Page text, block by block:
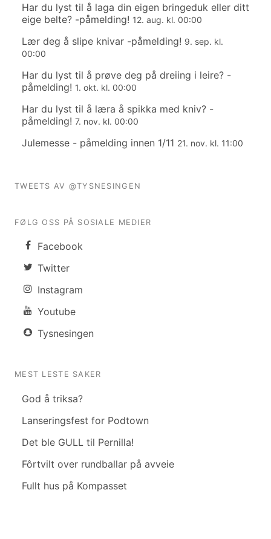
Har du lyst til å laga din eigen bringeduk eller ditt
eige belte? -påmelding! 12. aug. kl. 00:00
Lær deg å slipe knivar -påmelding! 9. sep. kl.
00:00
Har du lyst til å prøve deg på dreiing i leire? -
påmelding! 1. okt. kl. 00:00
Har du lyst til å læra å spikka med kniv? -
påmelding! 7. nov. kl. 00:00
Julemesse - påmelding innen 1/11 21. nov. kl. 11:00
TWEETS AV @TYSNESINGEN
FØLG OSS PÅ SOSIALE MEDIER
Facebook
Twitter
Instagram
Youtube
Tysnesingen
MEST LESTE SAKER
God å triksa?
Lanseringsfest for Podtown
Det ble GULL til Pernilla!
Fôrtvilt over rundballar på avveie
Fullt hus på Kompasset